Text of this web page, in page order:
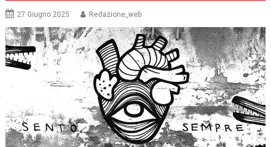
27 Giugno 2025 Redazione_web